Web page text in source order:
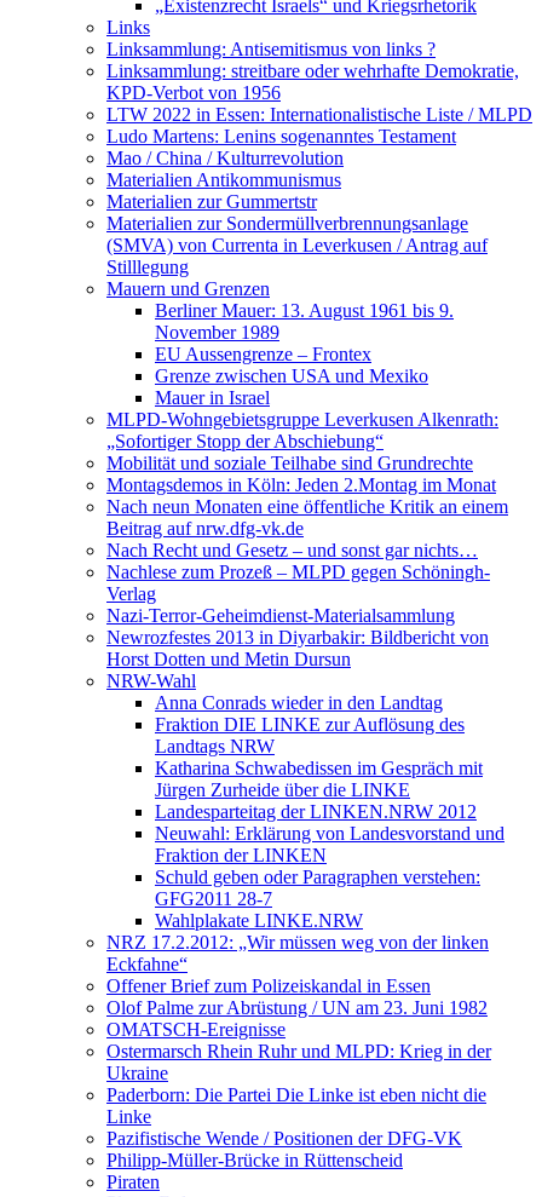
„Existenzrecht Israels“ und Kriegsrhetorik
Links
Linksammlung: Antisemitismus von links ?
Linksammlung: streitbare oder wehrhafte Demokratie,
KPD-Verbot von 1956
LTW 2022 in Essen: Internationalistische Liste / MLPD
Ludo Martens: Lenins sogenanntes Testament
Mao / China / Kulturrevolution
Materialien Antikommunismus
Materialien zur Gummertstr
Materialien zur Sondermüllverbrennungsanlage
(SMVA) von Currenta in Leverkusen / Antrag auf
Stilllegung
Mauern und Grenzen
Berliner Mauer: 13. August 1961 bis 9.
November 1989
EU Aussengrenze – Frontex
Grenze zwischen USA und Mexiko
Mauer in Israel
MLPD-Wohngebietsgruppe Leverkusen Alkenrath:
„Sofortiger Stopp der Abschiebung“
Mobilität und soziale Teilhabe sind Grundrechte
Montagsdemos in Köln: Jeden 2.Montag im Monat
Nach neun Monaten eine öffentliche Kritik an einem
Beitrag auf nrw.dfg-vk.de
Nach Recht und Gesetz – und sonst gar nichts…
Nachlese zum Prozeß – MLPD gegen Schöningh-
Verlag
Nazi-Terror-Geheimdienst-Materialsammlung
Newrozfestes 2013 in Diyarbakir: Bildbericht von
Horst Dotten und Metin Dursun
NRW-Wahl
Anna Conrads wieder in den Landtag
Fraktion DIE LINKE zur Auflösung des
Landtags NRW
Katharina Schwabedissen im Gespräch mit
Jürgen Zurheide über die LINKE
Landesparteitag der LINKEN.NRW 2012
Neuwahl: Erklärung von Landesvorstand und
Fraktion der LINKEN
Schuld geben oder Paragraphen verstehen:
GFG2011 28-7
Wahlplakate LINKE.NRW
NRZ 17.2.2012: „Wir müssen weg von der linken
Eckfahne“
Offener Brief zum Polizeiskandal in Essen
Olof Palme zur Abrüstung / UN am 23. Juni 1982
OMATSCH-Ereignisse
Ostermarsch Rhein Ruhr und MLPD: Krieg in der
Ukraine
Paderborn: Die Partei Die Linke ist eben nicht die
Linke
Pazifistische Wende / Positionen der DFG-VK
Philipp-Müller-Brücke in Rüttenscheid
Piraten